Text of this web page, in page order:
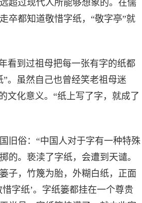
超过现代人所能够想象的。在儒
卒都知道敬惜字纸，“敬字亭”就
看到过祖母把每一张有字的纸都
。虽然自己也曾经笑老祖母迷
文化意义。“纸上写了字，就成了
旧俗：“中国人对于字有一种特殊
的。亵渎了字纸，会遭到天谴。
子，竹篾为胎，外糊白纸，正面
字纸’。字纸篓都挂在一个尊贵